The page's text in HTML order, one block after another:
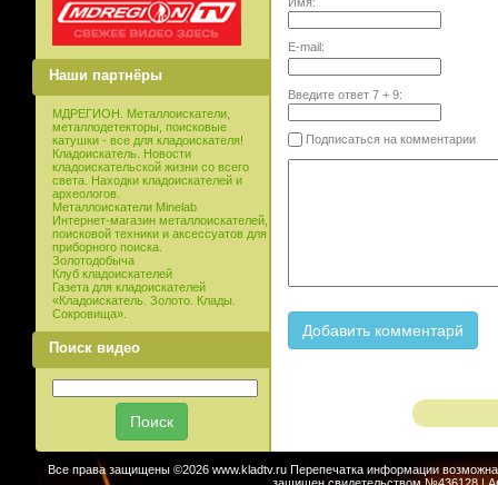
Наши партнёры
МДРЕГИОН. Металлоискатели,
металлодетекторы, поисковые
катушки - все для кладоискателя!
Кладоискатель. Новости
кладоискательской жизни со всего
света. Находки кладоискателей и
археологов.
Металлоискатели Minelab
Интернет-магазин металлоискателей,
поисковой техники и аксессуатов для
приборного поиска.
Золотодобыча
Клуб кладоискателей
Газета для кладоискателей
«Кладоискатель. Золото. Клады.
Сокровища».
Поиск видео
E-mail:
Введите ответ 7+ 9:
Подписаться на комментарии
Все права защищены ©2026 www.kladtv.ru Перепечатка информации возможна